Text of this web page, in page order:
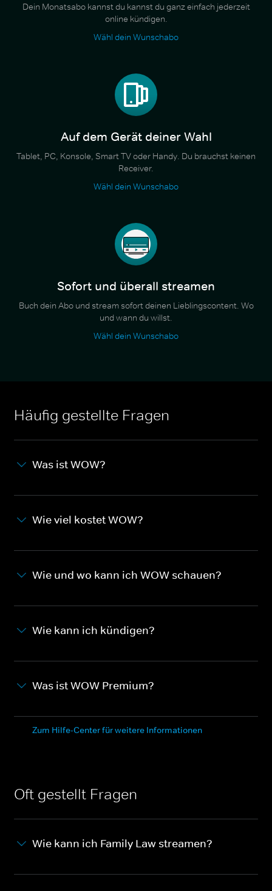
Dein Monatsabo kannst du kannst du ganz einfach jederzeit
online kündigen.
Wähl dein Wunschabo
Auf dem Gerät deiner Wahl
Tablet, PC, Konsole, Smart TV oder Handy. Du brauchst keinen
Receiver.
Wähl dein Wunschabo
Sofort und überall streamen
Buch dein Abo und stream sofort deinen Lieblingscontent. Wo
und wann du willst.
Wähl dein Wunschabo
Häufig gestellte Fragen
Was ist WOW?
Wie viel kostet WOW?
Wie und wo kann ich WOW schauen?
Wie kann ich kündigen?
Was ist WOW Premium?
Zum Hilfe-Center für weitere Informationen
Oft gestellt Fragen
Wie kann ich Family Law streamen?